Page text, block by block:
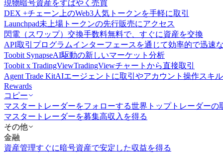
現物暗号資産をすばやく売買
DEX +チェーン上のWeb3人気トークンを手軽に取引
Launchpad未上場トークンの先行販売にアクセス
閃電（スワップ）交換手数料無料で、すぐに資産を交換
API取引 プログラムインターフェースを通じて効率的で迅速
Toobit SynapseAI駆動の新しいマーケット分析
Toobit x TradingViewTradingViewチャートから直接取引
Agent Trade KitAIエージェントに取引やアカウント操作スキ
Rewards
コピー
マスタートレーダーをフォローする世界トップトレーダーの
マスタートレーダーを募集高収入を得る
その他
金融
資産管理すぐに暗号資産で安定した収益を得る